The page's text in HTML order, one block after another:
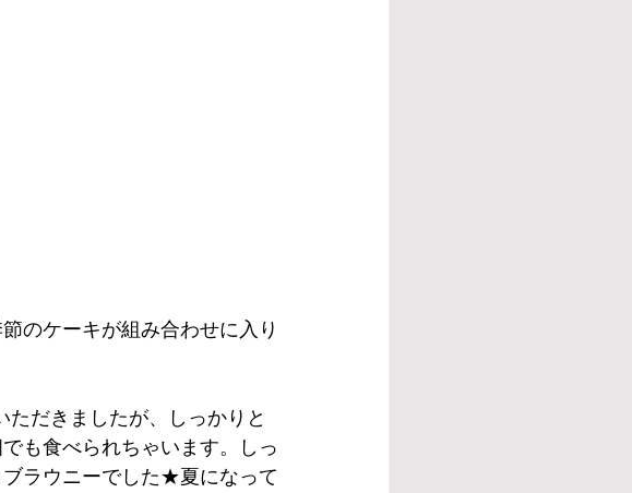
のケーキが組み合わせに入り
だきましたが、しっかりと
も食べられちゃいます。しっ
ラウニーでした★夏になって